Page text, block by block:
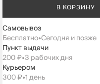
В КОРЗИНУ
Самовывоз
Бесплатно•Сегодня и позже
Пункт выдачи
200 ₽•3 рабочих дня
Курьером
300 ₽•1 день